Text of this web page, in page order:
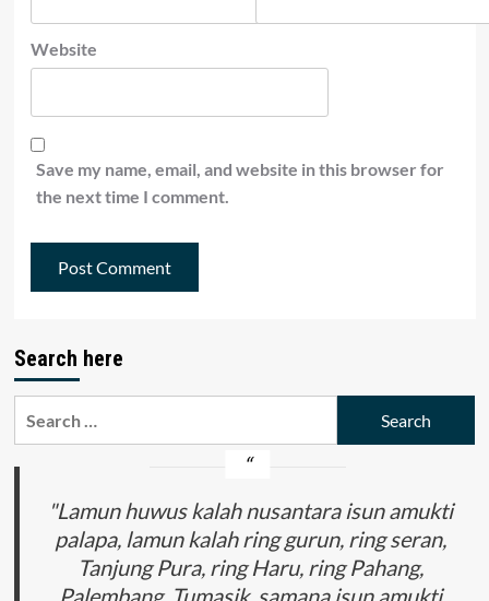
Website
Save my name, email, and website in this browser for
the next time I comment.
Search here
"Lamun huwus kalah nusantara isun amukti
palapa, lamun kalah ring gurun, ring seran,
Tanjung Pura, ring Haru, ring Pahang,
Palembang, Tumasik, samana isun amukti